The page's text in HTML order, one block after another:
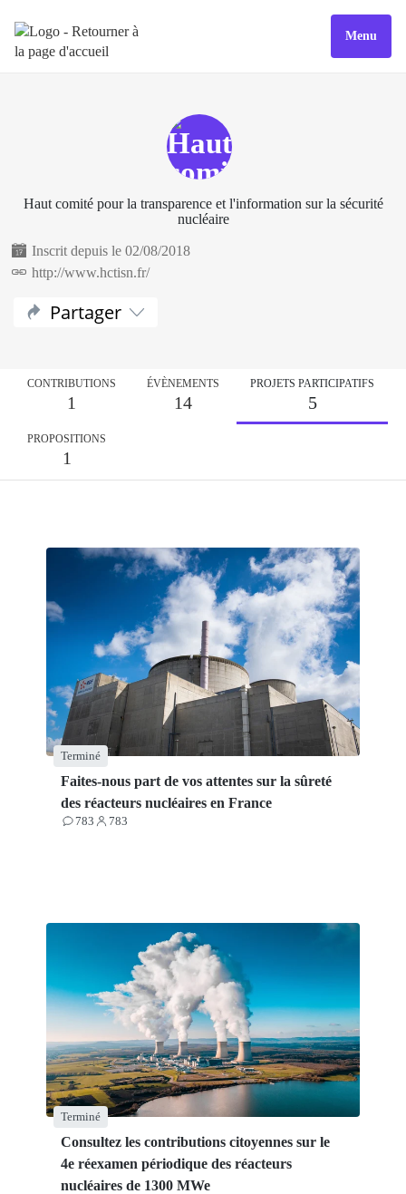
Menu
Haut comité pour la transparence et l'information sur la sécurité
nucléaire
Inscrit depuis le 02/08/2018
http://www.hctisn.fr/
Partager
CONTRIBUTIONS
1
ÉVÈNEMENTS
14
PROJETS PARTICIPATIFS
5
PROPOSITIONS
1
Terminé
Faites-nous part de vos attentes sur la sûreté
des réacteurs nucléaires en France
783
Contributions
783
Participants
Terminé
Consultez les contributions citoyennes sur le
4e réexamen périodique des réacteurs
nucléaires de 1300 MWe